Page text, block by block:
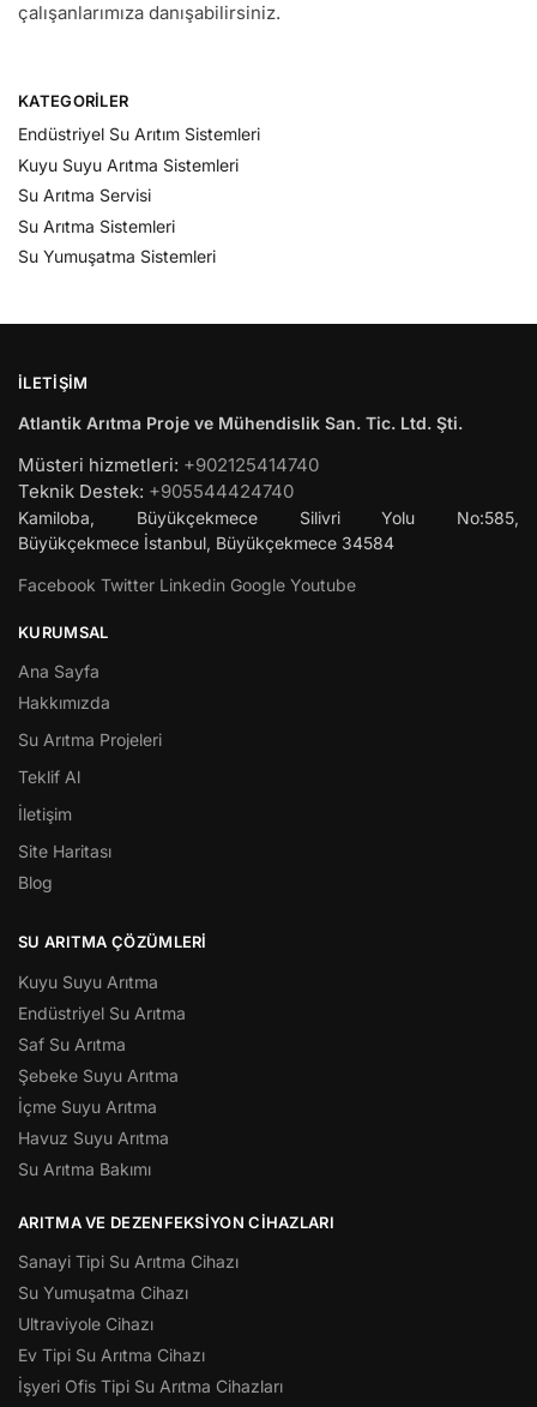
çalışanlarımıza danışabilirsiniz.
KATEGORILER
Endüstriyel Su Arıtım Sistemleri
Kuyu Suyu Arıtma Sistemleri
Su Arıtma Servisi
Su Arıtma Sistemleri
Su Yumuşatma Sistemleri
İLETIŞIM
Atlantik Arıtma Proje ve Mühendislik San. Tic. Ltd. Şti.
Müsteri hizmetleri: +902125414740
Teknik Destek: +905544424740
Kamiloba, Büyükçekmece Silivri Yolu No:585,
Büyükçekmece İstanbul, Büyükçekmece 34584
Facebook Twitter Linkedin Google Youtube
KURUMSAL
Ana Sayfa
Hakkımızda
Su Arıtma Projeleri
Teklif Al
İletişim
Site Haritası
Blog
SU ARITMA ÇÖZÜMLERI
Kuyu Suyu Arıtma
Endüstriyel Su Arıtma
Saf Su Arıtma
Şebeke Suyu Arıtma
İçme Suyu Arıtma
Havuz Suyu Arıtma
Su Arıtma Bakımı
ARITMA VE DEZENFEKSIYON CIHAZLARI
Sanayi Tipi Su Arıtma Cihazı
Su Yumuşatma Cihazı
Ultraviyole Cihazı
Ev Tipi Su Arıtma Cihazı
İşyeri Ofis Tipi Su Arıtma Cihazları